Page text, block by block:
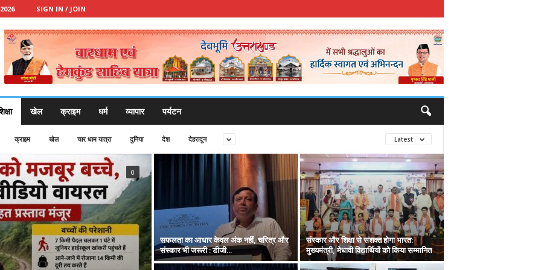
SIGN IN / JOIN
खेल क्राइम धर्म व्यापार पर्यटन
क्राइम खेल चार धाम यात्रा दुनिया देश देहरादून Latest
0
सफलता का आधार केवल अंक नहीं, चरित्र और
संस्कार भी जरूरी : डीजी...
संस्कार और शिक्षा से सशक्त होगा भारत:
मुख्यमंत्री, मेधावी विद्यार्थियों को किया सम्मानित